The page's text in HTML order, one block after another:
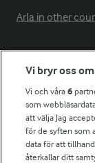
Arla in other
Fler Arlasajter
För ägare
Arlas kundportal
Arla.com
Falbygdens Ost
Vi bryr oss
Vi och våra6
som
att välja Jag
för de syften som
data för att
återkallar ditt